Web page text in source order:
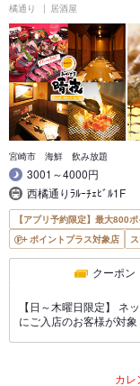
橘通り 居酒屋
宮崎市 海鮮 飲み放題
3001～4000円
西橘通りﾗﾙｰﾁｪﾋﾞﾙ1F
【アプリ予約限定】最大800
ポイントプラス対象店
クーポン
【日～木曜日限定】 ネ
にご入店のお客様が対象
カレ